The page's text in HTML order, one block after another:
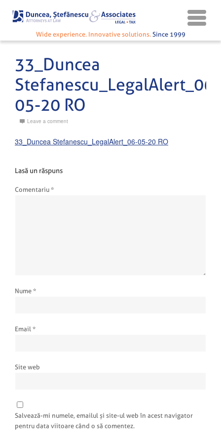
Wide experience. Innovative solutions. Since 1999
33_Duncea
Stefanescu_LegalAlert_06-
05-20 RO
Leave a comment
33_Duncea Stefanescu_LegalAlert_06-05-20 RO
Lasă un răspuns
Comentariu *
Nume *
Email *
Site web
Salvează-mi numele, emailul și site-ul web în acest navigator
pentru data viitoare când o să comentez.